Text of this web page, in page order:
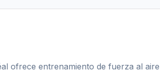
ofrece entrenamiento de fuerza al aire